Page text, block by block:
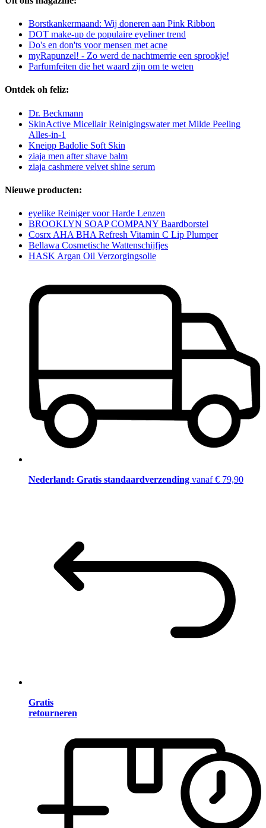
Borstkankermaand: Wij doneren aan Pink Ribbon
DOT make-up de populaire eyeliner trend
Do's en don'ts voor mensen met acne
myRapunzel! - Zo werd de nachtmerrie een sprookje!
Parfumfeiten die het waard zijn om te weten
Ontdek oh feliz:
Dr. Beckmann
SkinActive Micellair Reinigingswater met Milde Peeling
Alles-in-1
Kneipp Badolie Soft Skin
ziaja men after shave balm
ziaja cashmere velvet shine serum
Nieuwe producten:
eyelike Reiniger voor Harde Lenzen
BROOKLYN SOAP COMPANY Baardborstel
Cosrx AHA BHA Refresh Vitamin C Lip Plumper
Bellawa Cosmetische Wattenschijfjes
HASK Argan Oil Verzorgingsolie
Nederland: Gratis standaardverzending vanaf € 79,90
Gratis
retourneren